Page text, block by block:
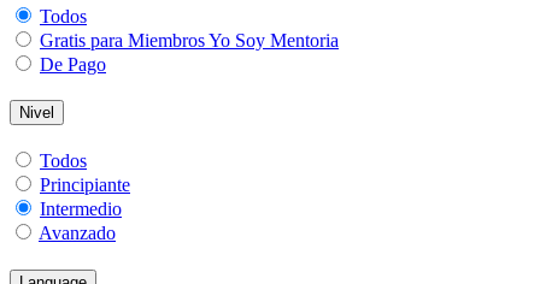
Todos
Gratis para Miembros Yo Soy Mentoria
De Pago
Nivel
Todos
Principiante
Intermedio
Avanzado